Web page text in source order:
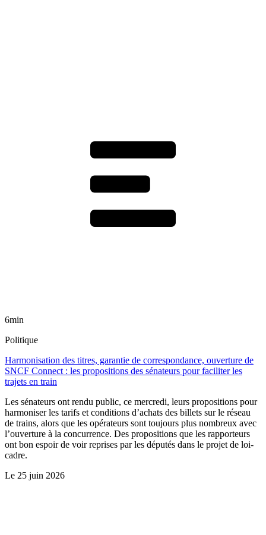
6min
Politique
Harmonisation des titres, garantie de correspondance, ouverture de
SNCF Connect : les propositions des sénateurs pour faciliter les
trajets en train
Les sénateurs ont rendu public, ce mercredi, leurs propositions pour
harmoniser les tarifs et conditions d’achats des billets sur le réseau
de trains, alors que les opérateurs sont toujours plus nombreux avec
l’ouverture à la concurrence. Des propositions que les rapporteurs
ont bon espoir de voir reprises par les députés dans le projet de loi-
cadre.
Le 25 juin 2026